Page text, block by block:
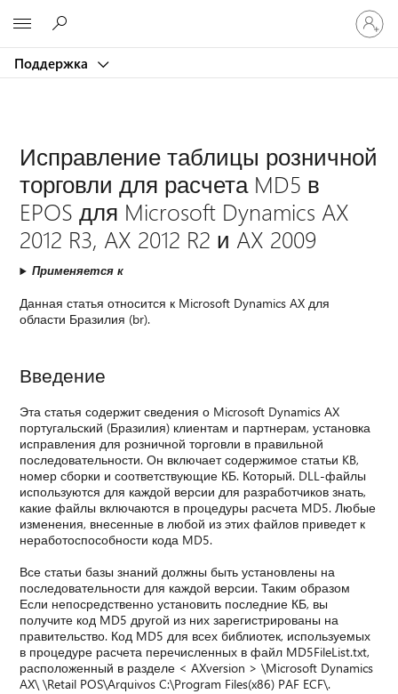
Поддержка
Исправление таблицы розничной
торговли для расчета MD5 в
EPOS для Microsoft Dynamics AX
2012 R3, AX 2012 R2 и AX 2009
Применяется к
Данная статья относится к Microsoft Dynamics AX для
области Бразилия (br).
Введение
Эта статья содержит сведения о Microsoft Dynamics AX
португальский (Бразилия) клиентам и партнерам, установка
исправления для розничной торговли в правильной
последовательности. Он включает содержимое статьи KB,
номер сборки и соответствующие КБ. Который. DLL-файлы
используются для каждой версии для разработчиков знать,
какие файлы включаются в процедуры расчета MD5. Любые
изменения, внесенные в любой из этих файлов приведет к
неработоспособности кода MD5.
Все статьи базы знаний должны быть установлены на
последовательности для каждой версии. Таким образом
Если непосредственно установить последние КБ, вы
получите код MD5 другой из них зарегистрированы на
правительство. Код MD5 для всех библиотек, используемых
в процедуре расчета перечисленных в файл MD5FileList.txt,
расположенный в разделе < AXversion > \Microsoft Dynamics
AX\ \Retail POS\Arquivos C:\Program Files(x86) PAF ECF\.